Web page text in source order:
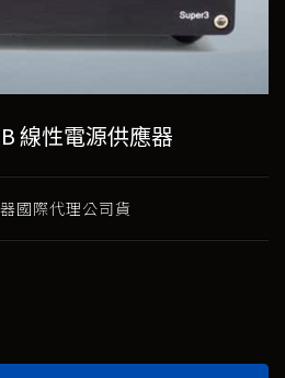
線性電源供應器
國際代理公司貨